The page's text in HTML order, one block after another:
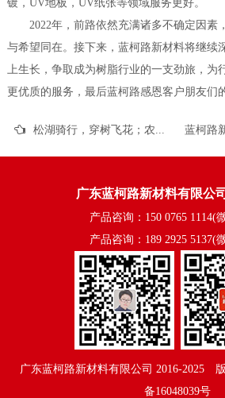
镀，UV地板，UV纸张等领域服务更好。
2022年，前路依然充满诸多不确定因素
与希望同在。接下来，蓝柯路新材料将继续
上生长，争取成为树脂行业的一支劲旅，为
更优质的服务，最后蓝柯路感恩客户朋友们
广东蓝柯路新材料有限公
产品咨询：150 0765 1114(
产品咨询：189 2925 5137(
广东蓝柯路新材料有限公司 2016-2025©
备16048039号